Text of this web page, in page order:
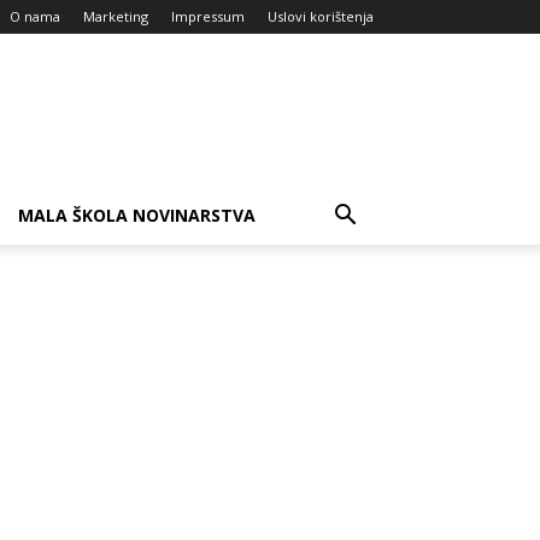
O nama Marketing Impressum Uslovi korištenja
MALA ŠKOLA NOVINARSTVA